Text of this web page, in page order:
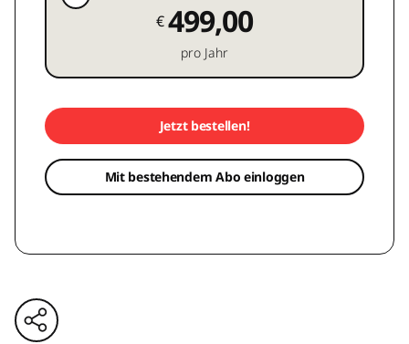
€499,00
pro Jahr
Jetzt bestellen!
Mit bestehendem Abo einloggen